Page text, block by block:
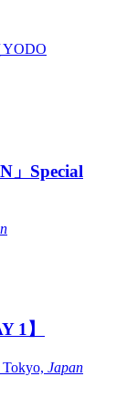
」Special
1】
Japan